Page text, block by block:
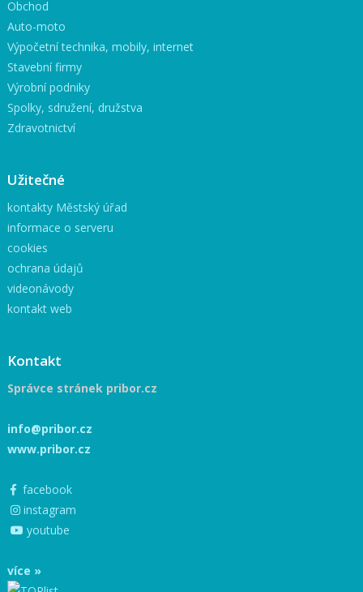
Obchod
Auto-moto
Výpočetní technika, mobily, internet
Stavební firmy
Výrobní podniky
Spolky, sdružení, družstva
Zdravotnictví
Užitečné
kontakty Městský úřad
informace o serveru
cookies
ochrana údajů
videonávody
kontakt web
Kontakt
Správce stránek pribor.cz
info@pribor.cz
www.pribor.cz
facebook
instagram
youtube
více »